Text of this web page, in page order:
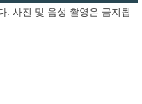
. 사진 및 음성 촬영은 금지됩